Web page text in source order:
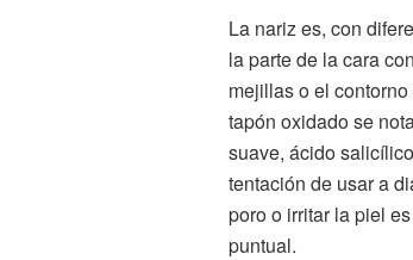
La nariz es, con
la parte de la cara
mejillas o el
tapón oxidado se
suave, ácido
tentación de usar a
poro o irritar la piel
puntual.